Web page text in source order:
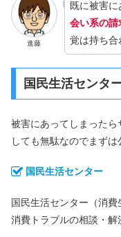
進藤
既に被害に
会い系の請
覚は持ち合
国民生活センタ
被害にあってしまった
しても無駄なのでまずは
国民生活センター
国民生活センター（消
消費トラブルの相談・解